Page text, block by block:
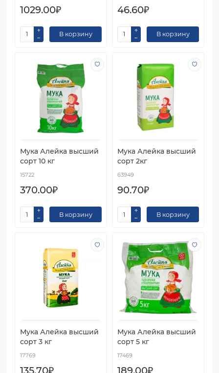
1029.00₽
В корзину
46.60₽
В корзину
Мука Алейка высший
сорт 10 кг
15722
370.00₽
В корзину
Мука Алейка высший
сорт 2кг
63949
90.70₽
В корзину
Мука Алейка высший
сорт 3 кг
17769
Мука Алейка высший
сорт 5 кг
17469